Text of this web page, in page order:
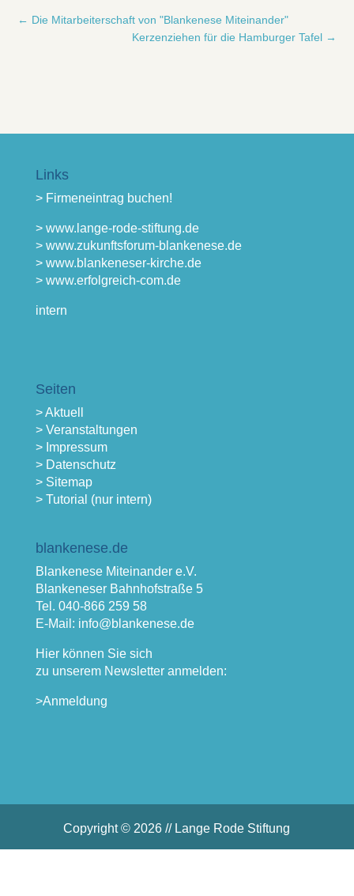
← Die Mitarbeiterschaft von "Blankenese Miteinander"
Kerzenziehen für die Hamburger Tafel→
Links
> Firmeneintrag buchen!
> www.lange-rode-stiftung.de
> www.zukunftsforum-blankenese.de
> www.blankeneser-kirche.de
> www.erfolgreich-com.de
intern
Seiten
> Aktuell
> Veranstaltungen
> Impressum
> Datenschutz
> Sitemap
> Tutorial (nur intern)
blankenese.de
Blankenese Miteinander e.V.
Blankeneser Bahnhofstraße 5
Tel. 040-866 259 58
E-Mail: info@blankenese.de
Hier können Sie sich
zu unserem Newsletter anmelden:
>Anmeldung
Copyright © 2026 // Lange Rode Stiftung